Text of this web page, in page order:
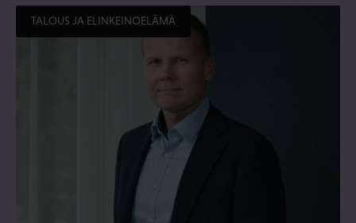
TALOUS JA ELINKEINOELÄMÄ